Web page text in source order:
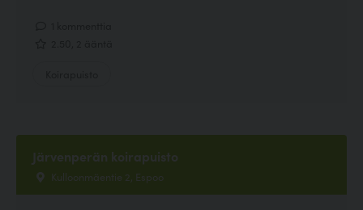
Järvenperän koirapuisto
Kulloonmäentie 2, Espoo